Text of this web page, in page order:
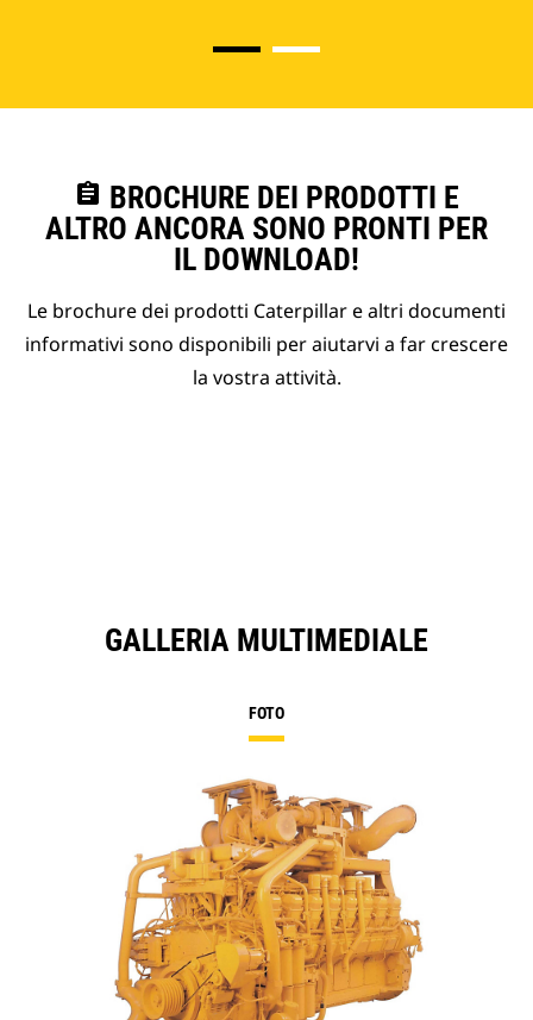
assignment BROCHURE DEI PRODOTTI E
ALTRO ANCORA SONO PRONTI PER
IL DOWNLOAD!
Le brochure dei prodotti Caterpillar e altri documenti
informativi sono disponibili per aiutarvi a far crescere
la vostra attività.
GALLERIA MULTIMEDIALE
FOTO